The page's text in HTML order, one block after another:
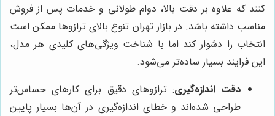
کنند که علاوه بر دقت بالا، دوام طولانی و خدمات پس از فروش
مناسب داشته باشد. در بازار تهران تنوع بالای ترازوها ممکن است
انتخاب را دشوار کند اما با شناخت ویژگی‌های کلیدی هر مدل،
این فرایند بسیار ساده‌تر می‌شود.
دقت اندازه‌گیری: ترازوهای دقیق برای کارهای حساس‌تر
طراحی شده‌اند و خطای اندازه‌گیری در آن‌ها بسیار پایین